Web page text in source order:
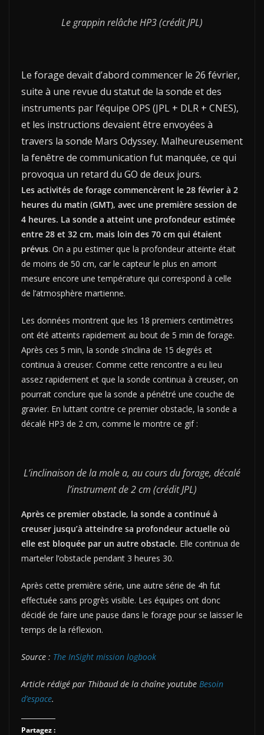
Le grappin relâche HP3 (crédit JPL)
Le forage devait d’abord commencer le 26 février,
suite à une revue du statut de la sonde et des
instruments par l’équipe OPS (JPL + DLR + CNES),
et les instructions devaient être envoyées à
travers la sonde Mars Odyssey. Malheureusement
la fenêtre de communication fut manquée, ce qui
provoqua un retard du GO de deux jours.
Les activités de forage commencèrent le 28 février à 2
heures du matin (GMT), avec une première session de
4 heures. La sonde a atteint une profondeur estimée
entre 28 et 32 cm, mais loin des 70 cm qui étaient
prévus. On a pu estimer que la profondeur atteinte était
de moins de 50 cm, car le capteur le plus en amont
mesure encore une température qui correspond à celle
de l’atmosphère martienne.
Les données montrent que les 18 premiers centimètres
ont été atteints rapidement au bout de 5 min de forage.
Après ces 5 min, la sonde s’inclina de 15 degrés et
continua à creuser. Comme cette rencontre a eu lieu
assez rapidement et que la sonde continua à creuser, on
pourrait conclure que la sonde a pénétré une couche de
gravier. En luttant contre ce premier obstacle, la sonde a
décalé HP3 de 2 cm, comme le montre ce gif :
L’inclinaison de la mole a, au cours du forage, décalé
l’instrument de 2 cm (crédit JPL)
Après ce premier obstacle, la sonde a continué à
creuser jusqu’à atteindre sa profondeur actuelle où
elle est bloquée par un autre obstacle. Elle continua de
marteler l’obstacle pendant 3 heures 30.
Après cette première série, une autre série de 4h fut
effectuée sans progrès visible. Les équipes ont donc
décidé de faire une pause dans le forage pour se laisser le
temps de la réflexion.
Source : The InSight mission logbook
Article rédigé par Thibaud de la chaîne youtube Besoin
d’espace.
Partagez :